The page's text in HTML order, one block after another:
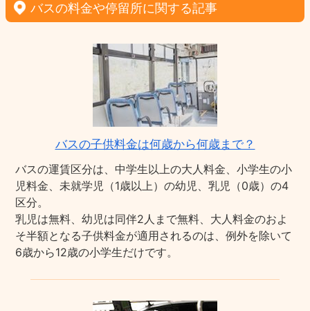
バスの料金や停留所に関する記事
バスの子供料金は何歳から何歳まで？
バスの運賃区分は、中学生以上の大人料金、小学生の小
児料金、未就学児（1歳以上）の幼児、乳児（0歳）の4
区分。
乳児は無料、幼児は同伴2人まで無料、大人料金のおよ
そ半額となる子供料金が適用されるのは、例外を除いて
6歳から12歳の小学生だけです。